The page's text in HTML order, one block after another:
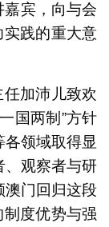
嘉宾，向与会
实践的重大意
加沛儿致欢
国两制”方针
领域取得显
、观察者与研
澳门回归这段
制度优势与强